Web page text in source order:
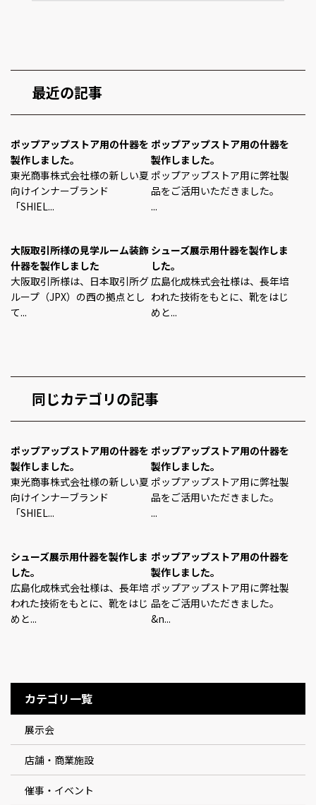
最近の記事
ポップアップストア用の什器を
製作しました。
東光商事株式会社様の新しい夏
向けインナーブランド
「SHIEL...
ポップアップストア用の什器を
製作しました。
ポップアップストア用に弊社製
品をご活用いただきました。
...
大阪取引所様の見学ルーム装飾
什器を製作しました
大阪取引所様は、日本取引所グ
ループ（JPX）の西の拠点とし
て...
シューズ展示用什器を製作しま
した。
広島化成株式会社様は、長年培
われた技術をもとに、靴をはじ
めと...
同じカテゴリの記事
ポップアップストア用の什器を
製作しました。
東光商事株式会社様の新しい夏
向けインナーブランド
「SHIEL...
ポップアップストア用の什器を
製作しました。
ポップアップストア用に弊社製
品をご活用いただきました。
...
シューズ展示用什器を製作しま
した。
広島化成株式会社様は、長年培
われた技術をもとに、靴をはじ
めと...
ポップアップストア用の什器を
製作しました。
ポップアップストア用に弊社製
品をご活用いただきました。
&n...
カテゴリ一覧
展示会
店舗・商業施設
催事・イベント